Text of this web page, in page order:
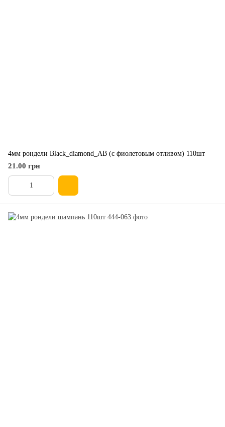
4мм рондели Black_diamond_AB (с фиолетовым отливом) 110шт
21.00 грн